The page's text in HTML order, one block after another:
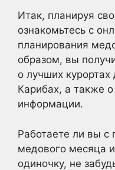
Итак, планируя
ознакомьтесь с
планирования
образом, вы
о лучших
Карибах, а также
информации.
Работаете ли вы
медового месяца
одиночку, не